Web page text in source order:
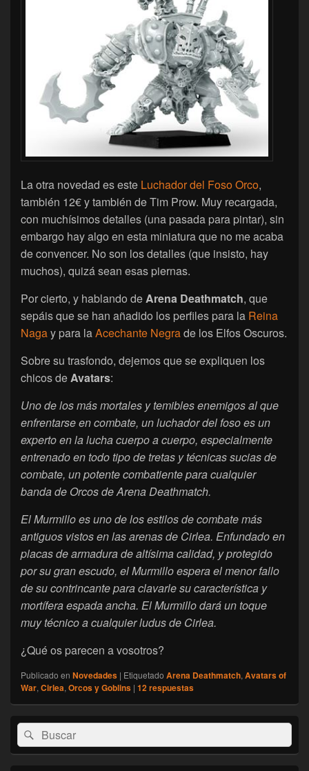
La otra novedad es este Luchador del Foso Orco,
también 12€ y también de Tim Prow. Muy recargada,
con muchísimos detalles (una pasada para pintar), sin
embargo hay algo en esta miniatura que no me acaba
de convencer. No son los detalles (que insisto, hay
muchos), quizá sean esas piernas.
Por cierto, y hablando deArena Deathmatch, que
sepáis que se han añadido los perfiles para la Reina
Nagay para laAcechante Negrade los Elfos Oscuros.
Sobre su trasfondo, dejemos que se expliquen los
chicos deAvatars:
Uno de los más mortales y temibles enemigos al que
enfrentarse en combate, un luchador del foso es un
experto en la lucha cuerpo a cuerpo, especialmente
entrenado en todo tipo de tretas y técnicas sucias de
combate, un potente combatiente para cualquier
banda de Orcos de Arena Deathmatch.
El Murmillo es uno de los estilos de combate más
antiguos vistos en las arenas de Cirlea. Enfundado en
placas de armadura de altísima calidad, y protegido
por su gran escudo, el Murmillo espera el menor fallo
de su contrincante para clavarle su característica y
mortífera espada ancha. El Murmillo dará un toque
muy técnico a cualquier ludus de Cirlea.
¿Qué os parecen a vosotros?
Publicado en Novedades | Etiquetado Arena Deathmatch, Avatars of
War, Cirlea, Orcos y Goblins | 12respuestas
El
área
de
widget
Buscar
por:
Buscar